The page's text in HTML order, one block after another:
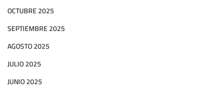
OCTUBRE 2025
SEPTIEMBRE 2025
AGOSTO 2025
JULIO 2025
JUNIO 2025